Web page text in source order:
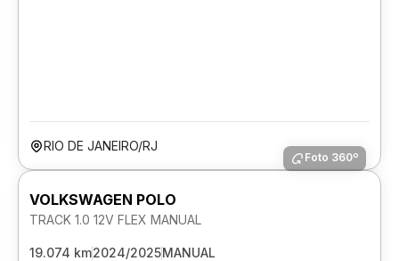
RIO DE JANEIRO/RJ
Foto 360º
VOLKSWAGEN POLO
TRACK 1.0 12V FLEX MANUAL
19.074 km2024/2025MANUAL